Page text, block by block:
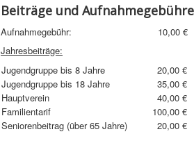
Beiträge und
Aufnahmegebühr: 10,00 €
Jahresbeiträge:
Jugendgruppe bis 8 Jahre
20,00 €
Jugendgruppe bis 18 Jahre
35,00 €
Hauptverein
40,00 €
Familientarif
100,00 €
Seniorenbeitrag (über 65 Jahre)
20,00 €